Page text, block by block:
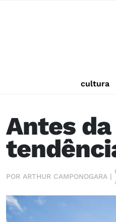
cultura
Antes
POR ARTHUR CAMPONOGARA |